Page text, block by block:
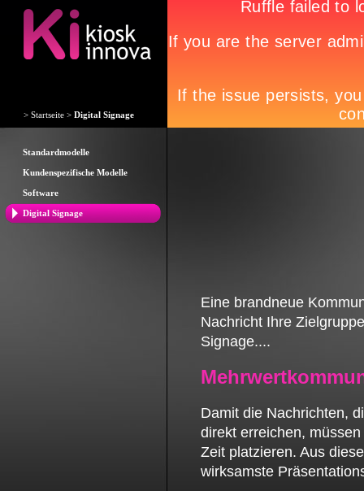
> Startseite > Digital Signage
Standardmodelle
Kundenspezifische Modelle
Software
Digital Signage
Eine brandneue
Nachricht Ihre
Signage....
Damit die Nachrichten,
direkt erreichen,
Zeit platzieren. Aus
wirksamste